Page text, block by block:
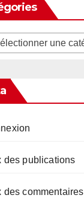
des publications
des commentaires